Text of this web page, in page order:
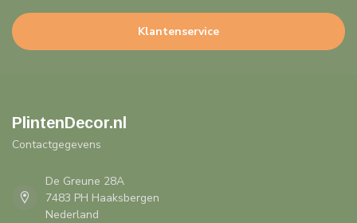
Klantenservice
PlintenDecor.nl
Contactgegevens
De Greune 28A
7483 PH Haaksbergen
Nederland